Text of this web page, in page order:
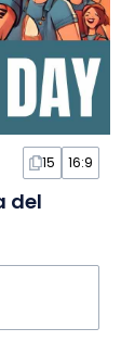
15 16:9
del